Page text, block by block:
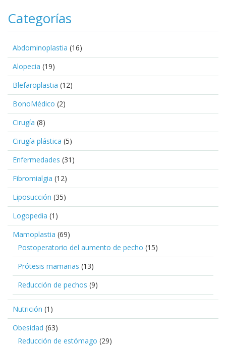
Categorías
Abdominoplastia (16)
Alopecia (19)
Blefaroplastia (12)
BonoMédico (2)
Cirugía (8)
Cirugía plástica (5)
Enfermedades (31)
Fibromialgia (12)
Liposucción (35)
Logopedia (1)
Mamoplastia (69)
Postoperatorio del aumento de pecho (15)
Prótesis mamarias (13)
Reducción de pechos (9)
Nutrición (1)
Obesidad (63)
Reducción de estómago (29)